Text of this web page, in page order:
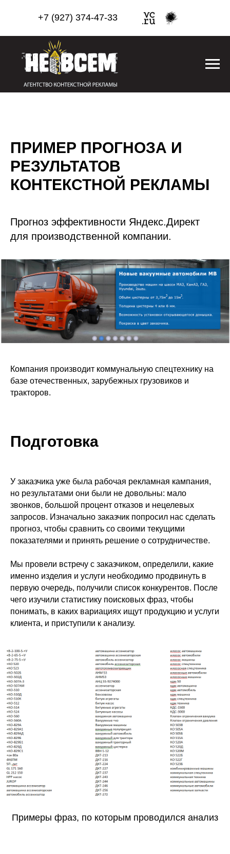
+7 (927) 374-47-33
ПРИМЕР ПРОГНОЗА И
РЕЗУЛЬТАТОВ
КОНТЕКСТНОЙ РЕКЛАМЫ
Прогноз эффективности Яндекс.Директ
для производственной компании.
Компания производит коммунальную спецтехнику на
базе отечественных, зарубежных грузовиков и
тракторов.
Подготовка
У заказчика уже была рабочая рекламная кампания,
но результатами они были не довольны: мало
звонков, большой процент отказов и нецелевых
запросов. Изначально заказчик попросил нас сделать
прогноз, чтобы сравнить со своими текущими
показателями и принять решение о сотрудничестве.
Мы провели встречу с заказчиком, определили, какие
именно изделия и услуги необходимо продвинуть в
первую очередь, получили список конкурентов. После
чего изучили статистику поисковых фраз, чтобы
понимать, в каких вариациях ищут продукцию и услуги
клиента, и приступили к анализу.
Примеры фраз, по которым проводился анализ